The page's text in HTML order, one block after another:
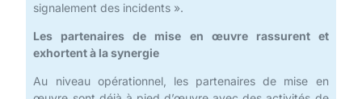
signalement des incidents ».
Les partenaires de mise en œuvre rassurent et
exhortent à la synergie
Au niveau opérationnel, les partenaires de mise en